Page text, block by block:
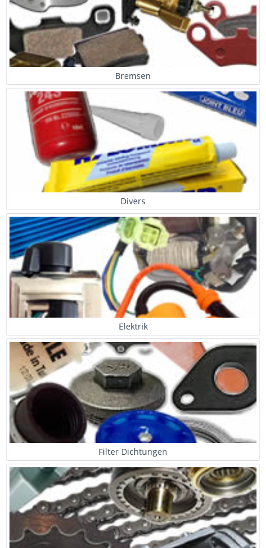
Bremsen
Divers
Elektrik
Filter Dichtungen